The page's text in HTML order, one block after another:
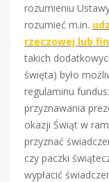
rozumieniu
rozumieć m.in.
rzeczowej lub
takich
święta) było
regulaminu
przyznawania
okazji Świąt w
przyznać
czy paczki
wypłacić